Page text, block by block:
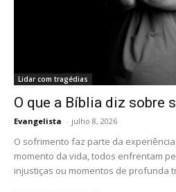
Lidar com tragédias
O que a Bíblia diz sobre
Evangelista - julho 8, 2026
O sofrimento faz parte da experiência
momento da vida, todos enfrentam
injustiças ou momentos de profunda